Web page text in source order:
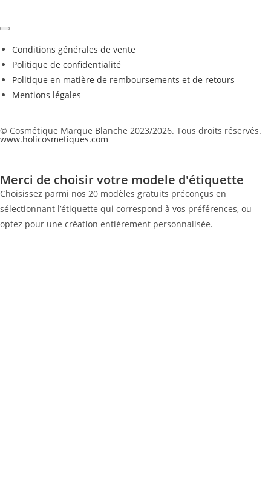
Conditions générales de vente
Politique de confidentialité
Politique en matière de remboursements et de retours
Mentions légales
© Cosmétique Marque Blanche 2023/2026. Tous droits réservés.
www.holicosmetiques.com
Merci de choisir votre modele d'étiquette
Choisissez parmi nos 20 modèles gratuits préconçus en
sélectionnant l’étiquette qui correspond à vos préférences, ou
optez pour une création entièrement personnalisée.